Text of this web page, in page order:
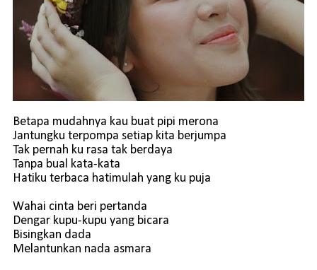
Betapa mudahnya kau buat pipi merona
Jantungku terpompa setiap kita berjumpa
Tak pernah ku rasa tak berdaya
Tanpa bual kata-kata
Hatiku terbaca hatimulah yang ku puja
Wahai cinta beri pertanda
Dengar kupu-kupu yang bicara
Bisingkan dada
Melantunkan nada asmara